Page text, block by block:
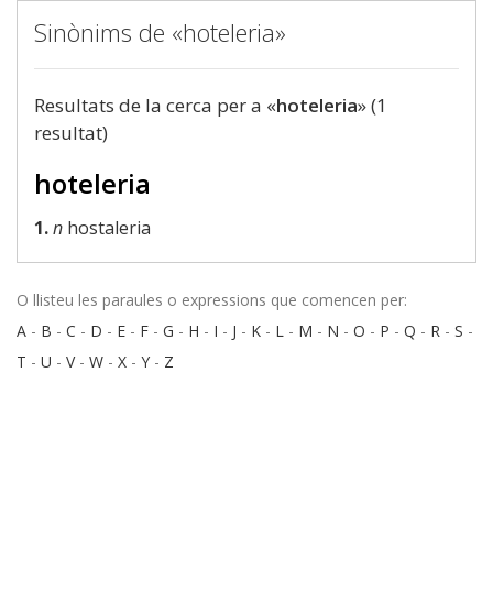
Sinònims de «hoteleria»
Resultats de la cerca per a «hoteleria» (1
resultat)
hoteleria
1.n hostaleria
O llisteu les paraules o expressions que comencen per:
A - B - C - D - E - F - G - H - I - J - K - L - M - N - O - P - Q - R - S -
T - U - V- W - X - Y - Z